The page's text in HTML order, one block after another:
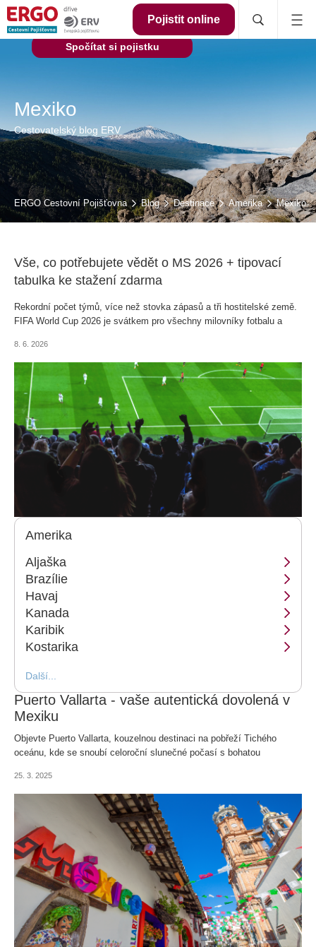
Pojistit online
Mexiko
Cestovatelský blog ERV
ERGO Cestovní Pojišťovna Blog Destinace Amerika Mexiko
Vše, co potřebujete vědět o MS 2026 + tipovací
tabulka ke stažení zdarma
Rekordní počet týmů, více než stovka zápasů a tři hostitelské země.
FIFA World Cup 2026 je svátkem pro všechny milovníky fotbalu a
nejdůležitějšího, co by měli fanoušci před prvním výkopem
Mistrovství světa ve fotbale vědět a pro zkušené tipéry máme i malý
dárek.
8. 6. 2026
Amerika
Aljaška
Brazílie
Havaj
Kanada
Karibik
Kostarika
Další...
Puerto Vallarta - vaše autentická dovolená v
Mexiku
Objevte Puerto Vallarta, kouzelnou destinaci na pobřeží Tichého
oceánu, kde se snoubí celoroční slunečné počasí s bohatou
vynikající kuchyni a přátelskou atmosféru, která vás vtáhne do
pravého Mexika.
25. 3. 2025
Spočítat si pojistku